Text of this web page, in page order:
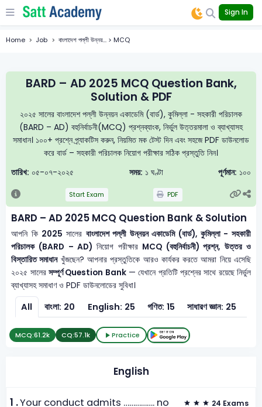
Sign In
Home Job বাংলাদেশ পল্লী উন্নয়... > MCQ
BARD – AD 2025 MCQ Question Bank,
Solution & PDF
২০২৫ সালের বাংলাদেশ পল্লী উন্নয়ন একাডেমি (বার্ড), কুমিল্লা - সহকারী পরিচালক
(BARD – AD) বহুনির্বাচনী(MCQ) প্রশ্নব্যাংক, নির্ভুল উত্তরমালা ও ব্যাখ্যাসহ
সমাধান। ১০০+ প্রশ্নে প্র্যাকটিস করুন, নিয়মিত মক টেস্ট দিন এবং সহজে PDF ডাউনলোড
করে বার্ড – সহকারী পরিচালক নিয়োগ পরীক্ষার সঠিক প্রস্তুতি নিন।
তারিখ: ০৫-০৭-২০২৫ সময়: ১ ঘণ্টা পূর্ণমান: ১০০
Start Exam PDF
BARD – AD 2025 MCQ Question Bank & Solution
আপনি কি 2025 সালের বাংলাদেশ পল্লী উন্নয়ন একাডেমি (বার্ড), কুমিল্লা - সহকারী
পরিচালক (BARD – AD) নিয়োগ পরীক্ষার MCQ (বহুনির্বাচনী) প্রশ্ন, উত্তর ও
বিস্তারিত সমাধানখুঁজছেন? আপনার প্রস্তুতিকে আরও কার্যকর করতে আমরা নিয়ে এসেছি
২০২৫ সালের সম্পূর্ণ Question Bank— যেখানে প্রতিটি প্রশ্নের সাথে রয়েছে নির্ভুল
ব্যাখ্যাসহ সমাধাণ ও PDF ডাউনলোডের সুবিধা।
All বাংলা: 20 English: 25 গণিত: 15 সাধারণ জ্ঞান: 25
MCQ:61.2k CQ:57.1k Practice
English
1 .Your conduct admits ……………. no
24 Exams